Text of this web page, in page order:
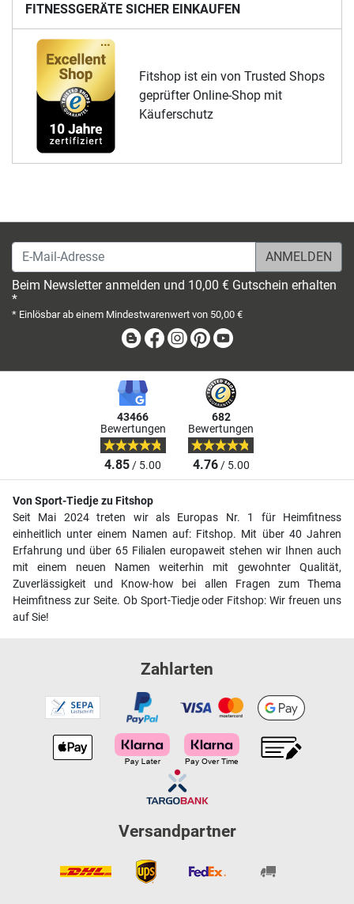
FITNESSGERÄTE SICHER EINKAUFEN
Fitshop ist ein von Trusted Shops
geprüfter Online-Shop mit
Käuferschutz
E-Mail-Adresse
Beim Newsletter anmelden und 10,00 € Gutschein erhalten
*
* Einlösbar ab einem Mindestwarenwert von 50,00 €
BlogFacebook
Instagram
Pinterest
43466
Bewertungen
4.85/ 5.00
682
Bewertungen
4.76/ 5.00
Von Sport-Tiedje zu Fitshop
Seit Mai 2024 treten wir als Europas Nr. 1 für Heimfitness
einheitlich unter einem Namen auf: Fitshop. Mit über 40 Jahren
Erfahrung und über 65 Filialen europaweit stehen wir Ihnen auch
mit einem neuen Namen weiterhin mit gewohnter Qualität,
Zuverlässigkeit und Know-how bei allen Fragen zum Thema
Heimfitness zur Seite. Ob Sport-Tiedje oder Fitshop: Wir freuen uns
auf Sie!
Zahlarten
Versandpartner